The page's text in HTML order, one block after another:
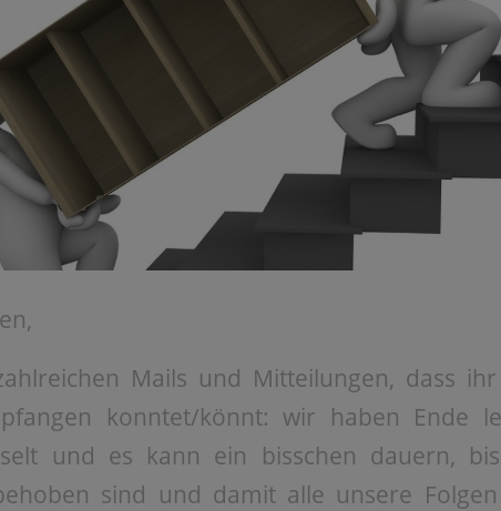
Mails und Mitteilungen, dass
konntet/könnt: wir haben Ende
und es kann ein bisschen dauern,
sind und damit alle unsere